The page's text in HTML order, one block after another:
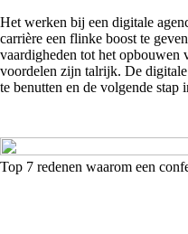
Het werken bij een digitale
carrière een flinke boost te
vaardigheden tot het opbouwen
voordelen zijn talrijk. De
te benutten en de volgende stap
Top 7 redenen waarom een